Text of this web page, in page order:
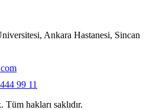
Ankara Hastanesi, Sincan
444 99 11
hakları saklıdır.